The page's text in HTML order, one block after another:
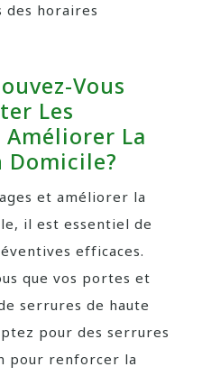
des horaires
Vous
Les
La
Domicile?
et améliorer la
il est essentiel de
efficaces.
que vos portes et
serrures de haute
pour des serrures
pour renforcer la